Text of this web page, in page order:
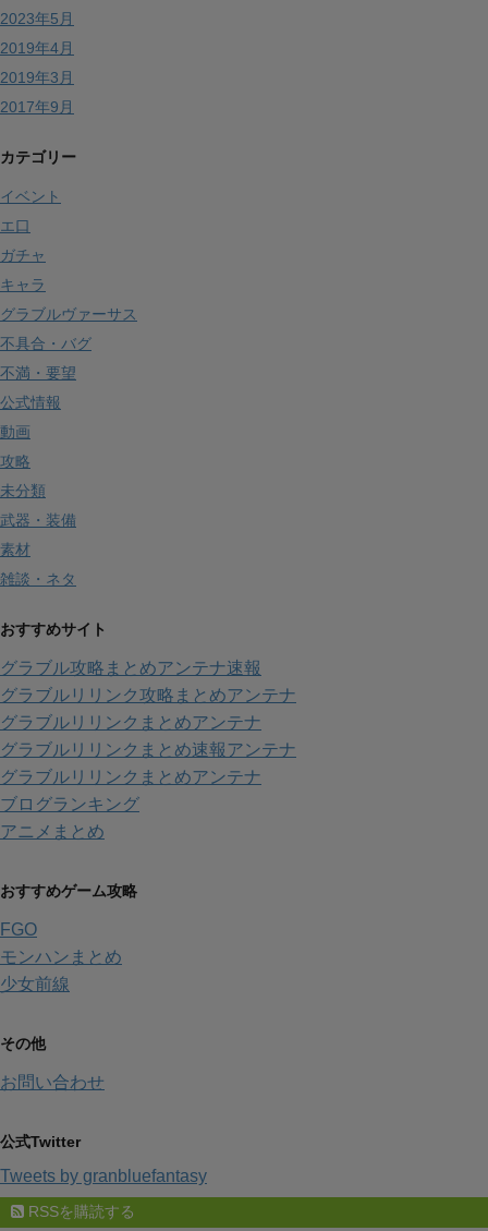
2023年5月
2019年4月
2019年3月
2017年9月
カテゴリー
イベント
エ口
ガチャ
キャラ
グラブルヴァーサス
不具合・バグ
不満・要望
公式情報
動画
攻略
未分類
武器・装備
素材
雑談・ネタ
おすすめサイト
グラブル攻略まとめアンテナ速報
グラブルリリンク攻略まとめアンテナ
グラブルリリンクまとめアンテナ
グラブルリリンクまとめ速報アンテナ
グラブルリリンクまとめアンテナ
ブログランキング
アニメまとめ
おすすめゲーム攻略
FGO
モンハンまとめ
少女前線
その他
お問い合わせ
公式Twitter
Tweets by granbluefantasy
RSSを購読する